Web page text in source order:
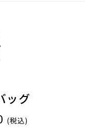
ッグ
(税込)